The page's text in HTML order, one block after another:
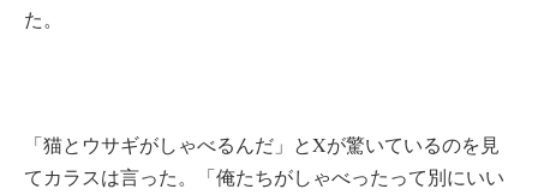
た。
「猫とウサギがしゃべるんだ」とXが驚いているのを見
てカラスは言った。「俺たちがしゃべったって別にいい